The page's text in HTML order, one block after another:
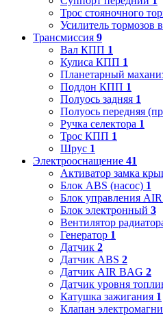
Трос стояночного
Усилитель тормозов
Трансмиссия 9
Вал КПП 1
Кулиса КПП 1
Планетарный
Поддон КПП 1
Полуось задняя 1
Полуось передняя
Ручка селектора 1
Трос КПП 1
Шрус 1
Электрооснащение 41
Активатор замка
Блок ABS (насос) 1
Блок управления
Блок электронный 3
Вентилятор
Генератор 1
Датчик 2
Датчик ABS 2
Датчик AIR BAG 2
Датчик уровня
Катушка зажигания 1
Клапан